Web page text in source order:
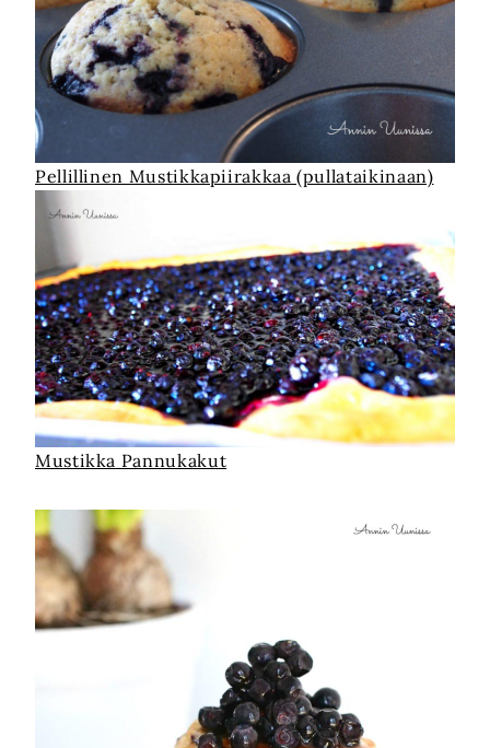
Pellillinen Mustikkapiirakkaa (pullataikinaan)
Mustikka Pannukakut